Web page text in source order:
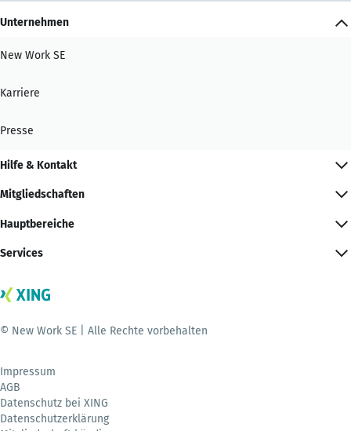
Unternehmen
New Work SE
Karriere
Presse
Hilfe & Kontakt
Mitgliedschaften
Hauptbereiche
Services
© New Work SE | Alle Rechte vorbehalten
Impressum
AGB
Datenschutz bei XING
Datenschutzerklärung